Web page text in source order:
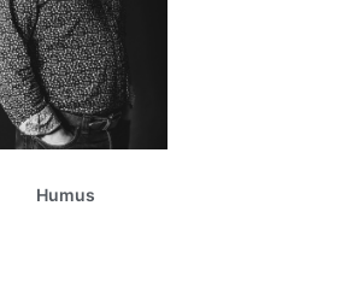
Humus